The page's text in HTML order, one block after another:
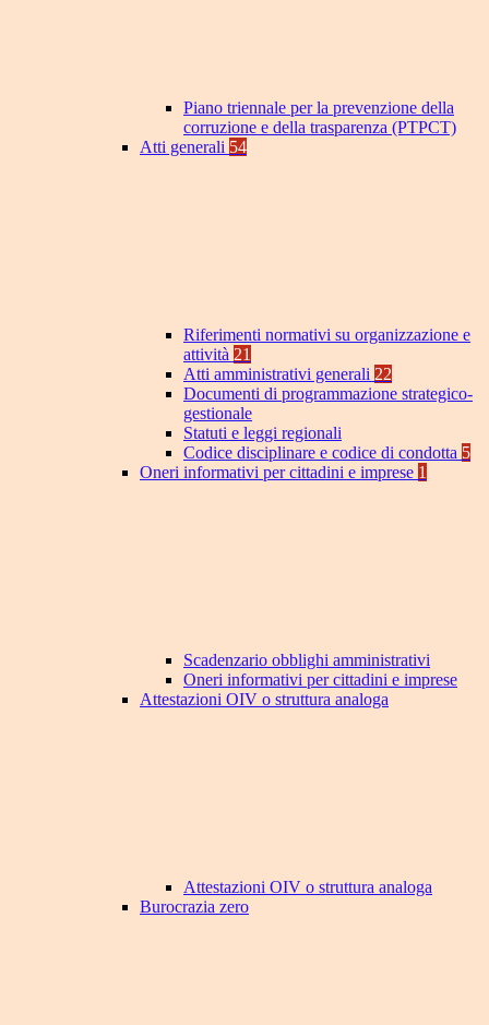
Piano triennale per la prevenzione della
corruzione e della trasparenza (PTPCT)
Atti generali 54
Riferimenti normativi su organizzazione e
attività 21
Atti amministrativi generali 22
Documenti di programmazione strategico-
gestionale
Statuti e leggi regionali
Codice disciplinare e codice di condotta 5
Oneri informativi per cittadini e imprese 1
Scadenzario obblighi amministrativi
Oneri informativi per cittadini e imprese
Attestazioni OIV o struttura analoga
Attestazioni OIV o struttura analoga
Burocrazia zero